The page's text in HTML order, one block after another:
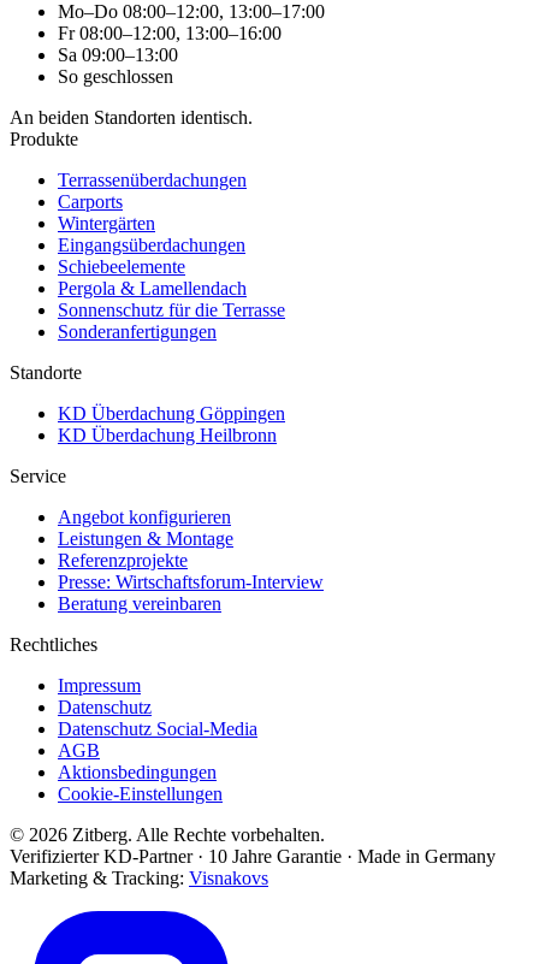
Mo–Do 08:00–12:00, 13:00–17:00
Fr 08:00–12:00, 13:00–16:00
Sa 09:00–13:00
So geschlossen
An beiden Standorten identisch.
Produkte
Terrassenüberdachungen
Carports
Wintergärten
Eingangsüberdachungen
Schiebeelemente
Pergola & Lamellendach
Sonnenschutz für die Terrasse
Sonderanfertigungen
Standorte
KD Überdachung Göppingen
KD Überdachung Heilbronn
Service
Angebot konfigurieren
Leistungen & Montage
Referenzprojekte
Presse: Wirtschaftsforum-Interview
Beratung vereinbaren
Rechtliches
Impressum
Datenschutz
Datenschutz Social-Media
AGB
Aktionsbedingungen
Cookie-Einstellungen
© 2026 Zitberg. Alle Rechte vorbehalten.
Verifizierter KD-Partner · 10 Jahre Garantie · Made in Germany
Marketing & Tracking: Visnakovs